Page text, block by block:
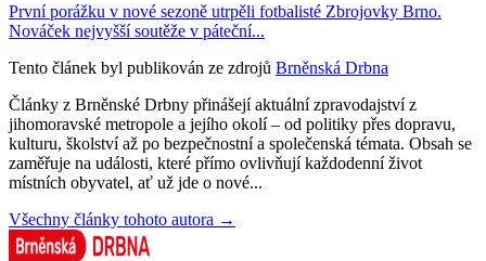
První porážku v nové sezoně utrpěli fotbalisté Zbrojovky Brno.
Nováček nejvyšší soutěže v páteční...
Tento článek byl publikován ze zdrojů Brněnská Drbna
Články z Brněnské Drbny přinášejí aktuální zpravodajství z
jihomoravské metropole a jejího okolí – od politiky přes dopravu,
kulturu, školství až po bezpečnostní a společenská témata. Obsah se
zaměřuje na události, které přímo ovlivňují každodenní život
místních obyvatel, ať už jde o nové...
Všechny články tohoto autora →